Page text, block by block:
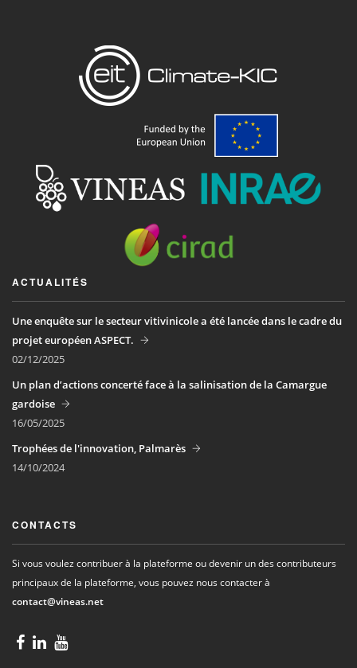
ACTUALITÉS
Une enquête sur le secteur vitivinicole a été lancée dans le cadre du
projet européen ASPECT.
02/12/2025
Un plan d’actions concerté face à la salinisation de la Camargue
gardoise
16/05/2025
Trophées de l'innovation, Palmarès
14/10/2024
CONTACTS
Si vous voulez contribuer à la plateforme ou devenir un des contributeurs
principaux de la plateforme, vous pouvez nous contacter à
contact@vineas.net